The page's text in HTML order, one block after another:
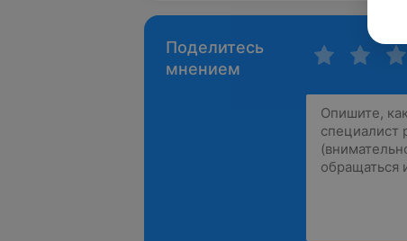
Поделитесь
мнением